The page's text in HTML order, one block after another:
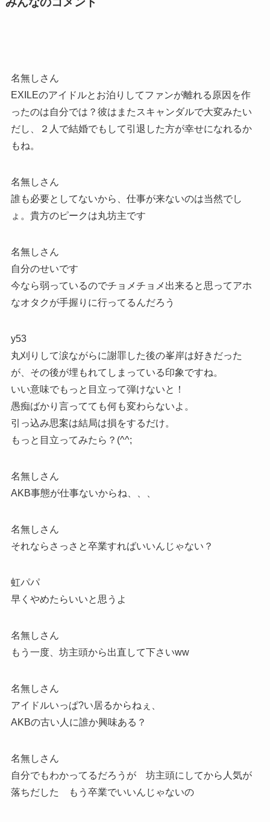
名無しさん
EXILEのアイドルとお泊りしてファンが離れる原因を作
ったのは自分では？彼はまたスキャンダルで大変みたい
だし、２人で結婚でもして引退した方が幸せになれるか
もね。
名無しさん
誰も必要としてないから、仕事が来ないのは当然でし
ょ。貴方のピークは丸坊主です
名無しさん
自分のせいです
今なら弱っているのでチョメチョメ出来ると思ってアホ
なオタクが手握りに行ってるんだろう
y53
丸刈りして涙ながらに謝罪した後の峯岸は好きだった
が、その後が埋もれてしまっている印象ですね。
いい意味でもっと目立って弾けないと！
愚痴ばかり言ってても何も変わらないよ。
引っ込み思案は結局は損をするだけ。
もっと目立ってみたら？(^^;
名無しさん
AKB事態が仕事ないからね、、、
名無しさん
それならさっさと卒業すればいいんじゃない？
虹パパ
早くやめたらいいと思うよ
名無しさん
もう一度、坊主頭から出直して下さいww
名無しさん
アイドルいっぱ?い居るからねぇ、
AKBの古い人に誰か興味ある？
名無しさん
自分でもわかってるだろうが 坊主頭にしてから人気が
落ちだした もう卒業でいいんじゃないの